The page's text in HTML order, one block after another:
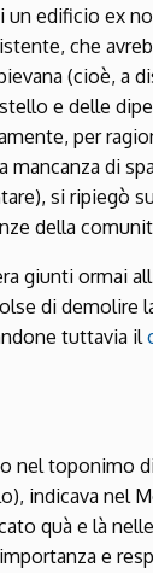
un edificio ex
che
(cioè, a
e delle
per
mancanza di
si ripiegò
della
giunti ormai
di demolire
tuttavia il
nel toponimo
indicava nel
quà e là
e